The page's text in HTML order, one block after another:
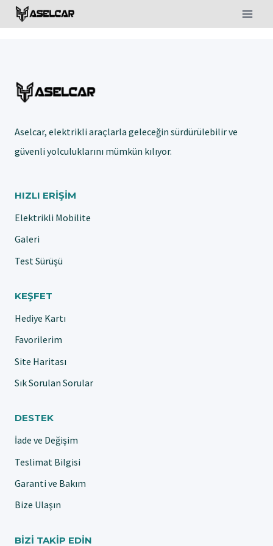
Skip
to
Aselcar, elektrikli araçlarla geleceğin sürdürülebilir ve
güvenli yolculuklarını mümkün kılıyor.
HIZLI ERIŞIM
Elektrikli Mobilite
Galeri
Test Sürüşü
KEŞFET
Hediye Kartı
Favorilerim
Site Haritası
Sık Sorulan Sorular
DESTEK
İade ve Değişim
Teslimat Bilgisi
Garanti ve Bakım
Bize Ulaşın
BIZI TAKIP EDIN